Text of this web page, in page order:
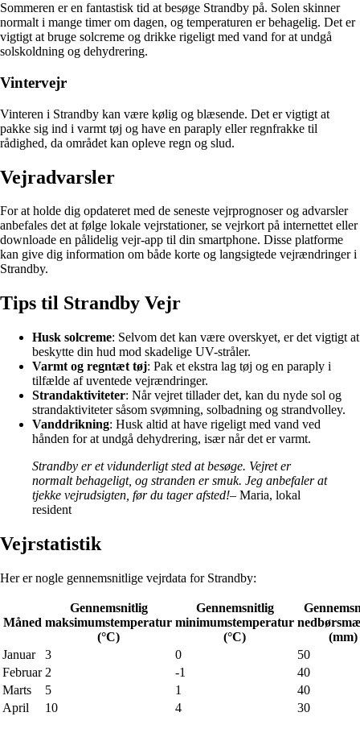
Sommeren er en fantastisk tid at besøge Strandby på. Solen skinner
normalt i mange timer om dagen, og temperaturen er behagelig. Det er
vigtigt at bruge solcreme og drikke rigeligt med vand for at undgå
solskoldning og dehydrering.
Vintervejr
Vinteren i Strandby kan være kølig og blæsende. Det er vigtigt at
pakke sig ind i varmt tøj og have en paraply eller regnfrakke til
rådighed, da området kan opleve regn og slud.
Vejradvarsler
For at holde dig opdateret med de seneste vejrprognoser og advarsler
anbefales det at følge lokale vejrstationer, se vejrkort på internettet eller
downloade en pålidelig vejr-app til din smartphone. Disse platforme
kan give dig information om både korte og langsigtede vejrændringer i
Strandby.
Tips til Strandby Vejr
Husk solcreme: Selvom det kan være overskyet, er det vigtigt at
beskytte din hud mod skadelige UV-stråler.
Varmt og regntæt tøj: Pak et ekstra lag tøj og en paraply i
tilfælde af uventede vejrændringer.
Strandaktiviteter: Når vejret tillader det, kan du nyde sol og
strandaktiviteter såsom svømning, solbadning og strandvolley.
Vanddrikning: Husk altid at have rigeligt med vand ved
hånden for at undgå dehydrering, især når det er varmt.
Strandby er et vidunderligt sted at besøge. Vejret er
normalt behageligt, og stranden er smuk. Jeg anbefaler at
tjekke vejrudsigten, før du tager afsted!– Maria, lokal
resident
Vejrstatistik
Her er nogle gennemsnitlige vejrdata for Strandby:
Måned
Gennemsnitlig
maksimumstemperatur
(°C)
Gennemsnitlig
minimumstemperatur
(°C)
(mm)
Januar
3 0
50
Februar 2 -1
40
Marts
5 1
40
April
10 4 30